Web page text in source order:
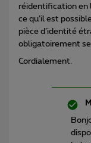
réidentification en
ce qu’il est
pièce d’identité
obligatoirement
Cordialement.